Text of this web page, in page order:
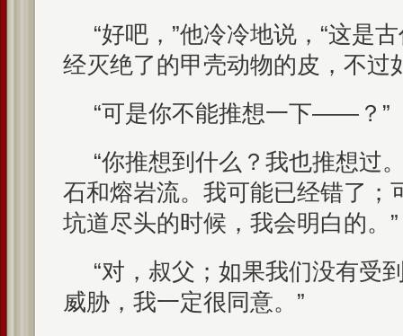
“好吧，”他冷冷地说，“这是
经灭绝了的甲壳动物的皮，不过
“可是你不能推想一下——？”
“你推想到什么？我也推想过
石和熔岩流。我可能已经错了；
坑道尽头的时候，我会明白的。”
“对，叔父；如果我们没有受
威胁，我一定很同意。”